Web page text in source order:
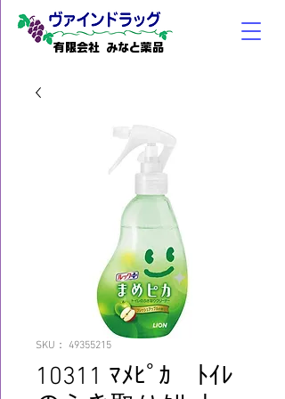
有限会社 みなと薬品
SKU： 49355215
10311 ﾏﾒﾋﾟｶ ﾄｲﾚ